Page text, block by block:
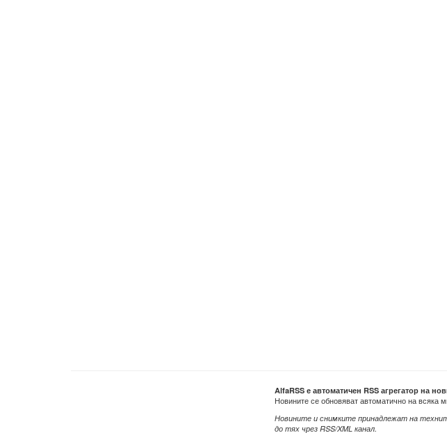
AlfaRSS е автоматичен RSS агрегатор на
Новините се обновяват автоматично на всяка
Новините и снимките принадлежат на
до тях чрез RSS/XML канал.